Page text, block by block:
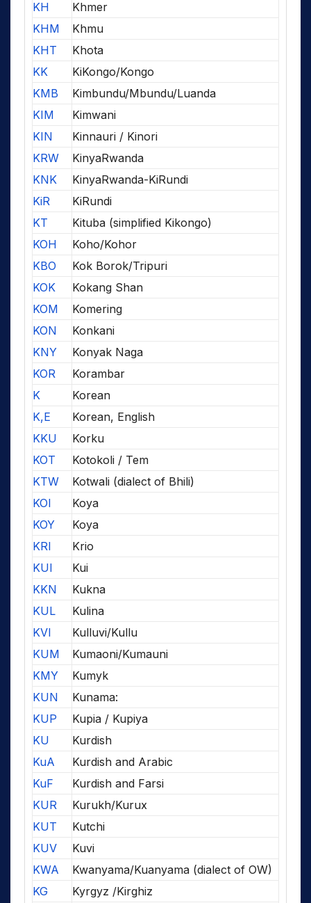
KH
Khmer
KHM
Khmu
KHT
Khota
KK
KiKongo/Kongo
KMB
Kimbundu/Mbundu/Luanda
KIM
Kimwani
KIN
Kinnauri / Kinori
KRW
KinyaRwanda
KNK
KinyaRwanda-KiRundi
KiR
KiRundi
KT
Kituba (simplified Kikongo)
KOH
Koho/Kohor
KBO
Kok Borok/Tripuri
KOK
Kokang Shan
KOM
Komering
KON
Konkani
KNY
Konyak Naga
KOR
Korambar
K
Korean
K,E
Korean, English
KKU
Korku
KOT
Kotokoli / Tem
KTW
Kotwali (dialect of Bhili)
KOI
Koya
KOY
Koya
KRI
Krio
KUI
Kui
KKN
Kukna
KUL
Kulina
KVI
Kulluvi/Kullu
KUM
Kumaoni/Kumauni
KMY
Kumyk
KUN
Kunama:
KUP
Kupia / Kupiya
KU
Kurdish
KuA
Kurdish and Arabic
KuF
Kurdish and Farsi
KUR
Kurukh/Kurux
KUT
Kutchi
KUV
Kuvi
KWA
Kwanyama/Kuanyama (dialect of OW)
KG
Kyrgyz /Kirghiz